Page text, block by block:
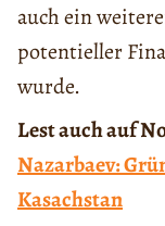
auch ein
potentieller
wurde.
Lest auch auf
Nazarbaev:
Kasachstan